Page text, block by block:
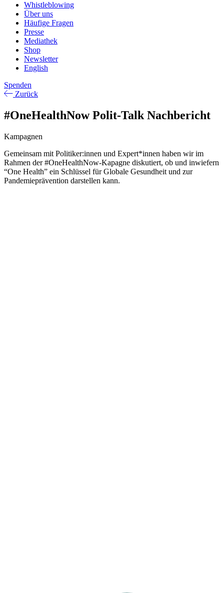
Whistleblowing
Über uns
Häufige Fragen
Presse
Mediathek
Shop
Newsletter
English
Spenden
Zurück
#OneHealthNow Polit-Talk Nachbericht
Kampagnen
Gemeinsam mit Politiker:innen und Expert*innen haben wir im
Rahmen der #OneHealthNow-Kapagne diskutiert, ob und inwiefern
“One Health” ein Schlüssel für Globale Gesundheit und zur
Pandemieprävention darstellen kann.